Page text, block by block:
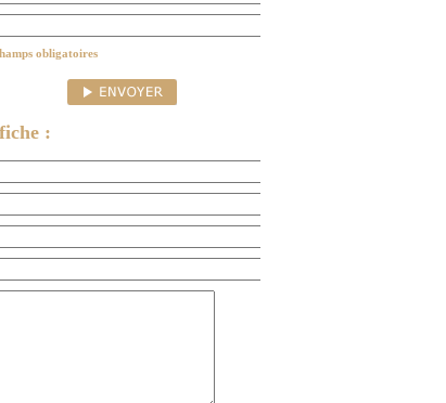
obligatoires
: